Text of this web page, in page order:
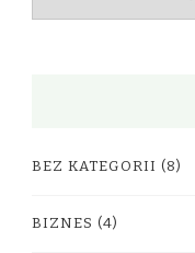
BEZ KATEGORII (8)
BIZNES (4)